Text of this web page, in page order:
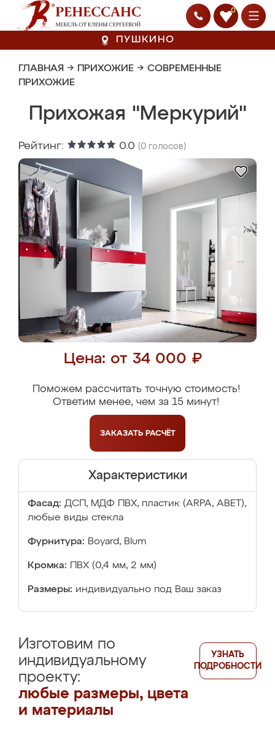
0
ПУШКИНО
ГЛАВНАЯ → ПРИХОЖИЕ → СОВРЕМЕННЫЕ
ПРИХОЖИЕ
Прихожая "Меркурий"
Рейтинг: 0.0 (0 голосов)
Цена: от 34 000 ₽
Поможем рассчитать точную стоимость!
Ответим менее, чем за 15 минут!
ЗАКАЗАТЬ РАСЧЁТ
Характеристики
Фасад: ДСП, МДФ ПВХ, пластик (ARPA, ABET),
любые виды стекла
Фурнитура: Boyard, Blum
Кромка: ПВХ (0,4 мм, 2 мм)
Размеры: индивидуально под Ваш заказ
Изготовим по
индивидуальному
проекту:
любые размеры, цвета
и материалы
УЗНАТЬ
ПОДРОБНОСТИ